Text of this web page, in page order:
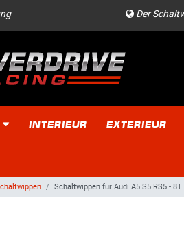
Der
INTERIEUR EXTERIEUR
Schaltwippen für Audi A5 S5 RS5 -